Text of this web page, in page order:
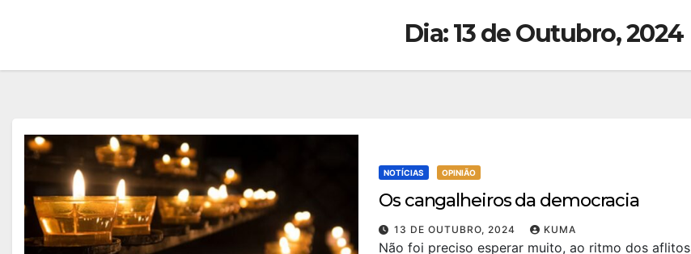
Dia:13 de Outubro, 2024
NOTÍCIAS OPINIÃO
Os cangalheiros da democracia
13 DE OUTUBRO, 2024 KUMA
Não foi preciso esperar muito, ao ritmo dos aflitos